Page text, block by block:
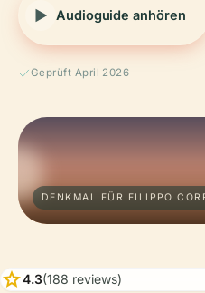
Audioguide anhören
Geprüft April 2026
DENKMAL FÜR FILIPPO
star4.3(188 reviews)